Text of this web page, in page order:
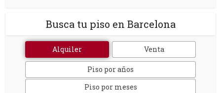
Busca tu piso en Barcelona
Alquiler Venta
Piso por años
Piso por meses